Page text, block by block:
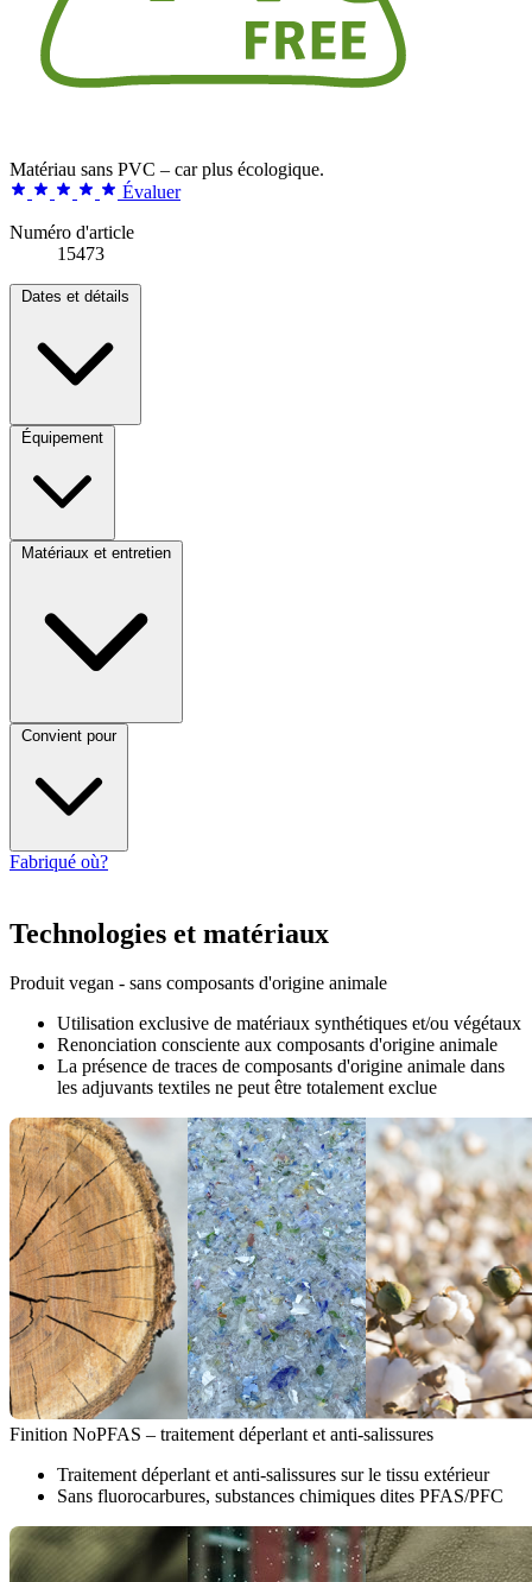
Matériau sans PVC – car plus écologique.
Évaluer
Numéro d'article
15473
Dates et détails
Équipement
Matériaux et entretien
Convient pour
Fabriqué où?
Technologies et matériaux
Produit vegan - sans composants d'origine animale
Utilisation exclusive de matériaux synthétiques et/ou végétaux
Renonciation consciente aux composants d'origine animale
La présence de traces de composants d'origine animale dans
les adjuvants textiles ne peut être totalement exclue
Finition NoPFAS – traitement déperlant et anti-salissures
Traitement déperlant et anti-salissures sur le tissu extérieur
Sans fluorocarbures, substances chimiques dites PFAS/PFC